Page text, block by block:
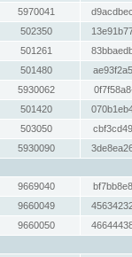
5970041
502350
501261
501480
5930062
501420
503050
5930090
9669040
9660049
9660050